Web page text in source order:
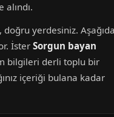
yerdesiniz. Aşağıda
İster Sorgun bayan
bilgileri derli toplu bir
içeriği bulana kadar